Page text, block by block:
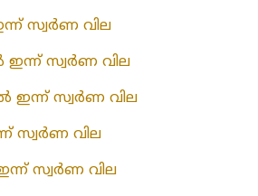
സ്വർണ വില
ഇന്ന് സ്വർണ വില
ഇന്ന് സ്വർണ വില
സ്വർണ വില
സ്വർണ വില